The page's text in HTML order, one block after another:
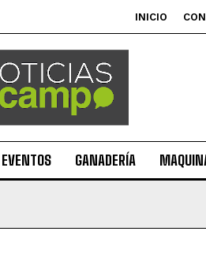
INICIO
EVENTOS GANADERÍA